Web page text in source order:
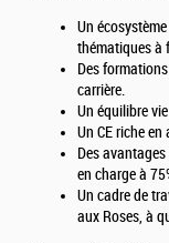
Un
thématiques à
Des
carrière.
Un équilibre
Un CE riche
Des
en charge à
Un cadre de
aux Roses, à